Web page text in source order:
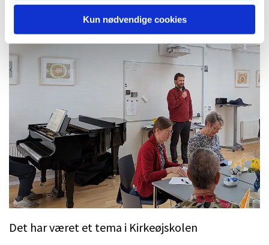
Kun nødvendige cookies
Det har været et tema i Kirkeøjskolen